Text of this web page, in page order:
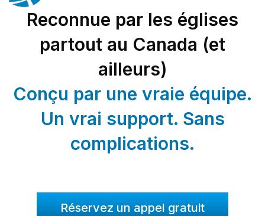
Reconnue par les églises
partout au Canada (et
ailleurs)
Conçu par une vraie équipe.
Un vrai support. Sans
complications.
Réservez un appel gratuit